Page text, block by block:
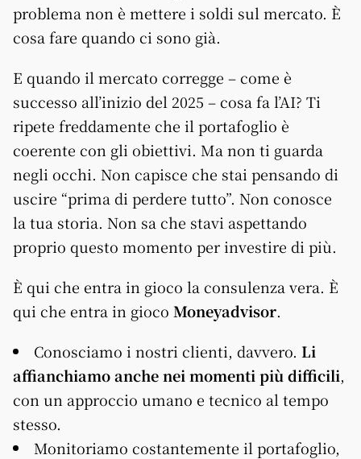
problema non è mettere i soldi sul mercato. È
cosa fare quando ci sono già.
E quando il mercato corregge – come è
successo all’inizio del 2025 – cosa fa l’AI? Ti
ripete freddamente che il portafoglio è
coerente con gli obiettivi. Ma non ti guarda
negli occhi. Non capisce che stai pensando di
uscire “prima di perdere tutto”. Non conosce
la tua storia. Non sa che stavi aspettando
proprio questo momento per investire di più.
È qui che entra in gioco la consulenza vera. È
qui che entra in gioco Moneyadvisor.
Conosciamo i nostri clienti, davvero. Li
affianchiamo anche nei momenti più difficili,
con un approccio umano e tecnico al tempo
stesso.
Monitoriamo costantemente il portafoglio,